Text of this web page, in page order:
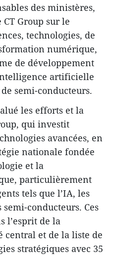
des ministères,
Group sur le
technologies, de
numérique,
de développement
artificielle
semi-conducteurs.
les efforts et la
qui investit
avancées, en
nationale fondée
et la
particulièrement
tels que l’IA, les
conducteurs. Ces
l’esprit de la
central et de la liste de
stratégiques avec 35